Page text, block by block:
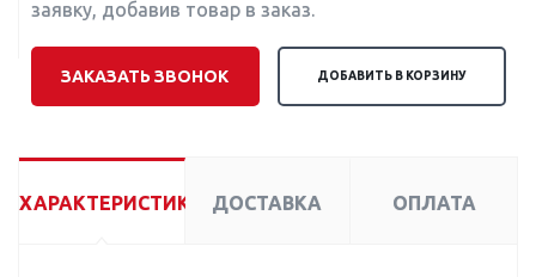
заявку, добавив товар в заказ.
ЗАКАЗАТЬ ЗВОНОК ДОБАВИТЬ В КОРЗИНУ
ХАРАКТЕРИСТИКИ ДОСТАВКА ОПЛАТА